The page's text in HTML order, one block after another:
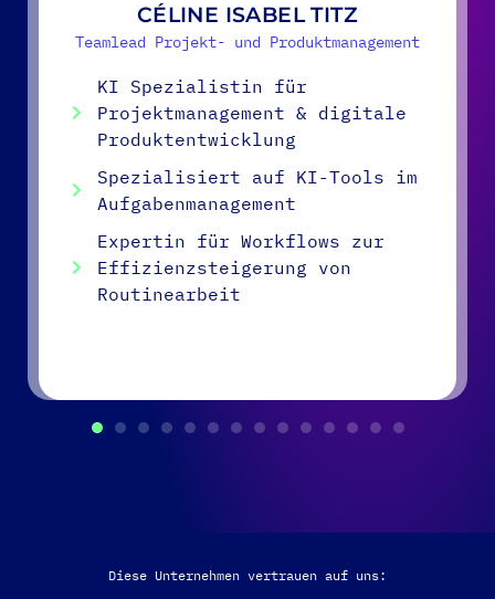
CÉLINE ISABEL TITZ
Teamlead Projekt- und Produktmanagement
KI Spezialistin für
Projektmanagement & digitale
Produktentwicklung
Spezialisiert auf KI-Tools im
Aufgabenmanagement
Expertin für Workflows zur
Effizienzsteigerung von
Routinearbeit
Diese Unternehmen vertrauen auf uns: